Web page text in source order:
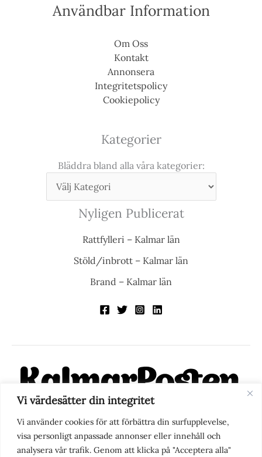
Vi värdesätter din integritet
Vi använder cookies för att förbättra din surfupplevelse,
visa personligt anpassade annonser eller innehåll och
analysera vår trafik. Genom att klicka på "Acceptera alla"
Användbar Information
Om Oss
Kontakt
Annonsera
Integritetspolicy
Cookiepolicy
Kategorier
Bläddra bland alla våra kategorier:
Nyligen Publicerat
Rattfylleri – Kalmar län
Stöld/inbrott – Kalmar län
Brand – Kalmar län
KalmarPosten är en modern lokalnyhetstidning på nätet. Med
fokus på Kalmarregionen, men också med blick för det större
perspektivet, vill vi vara din självklara kanal för nyheter,
berättelser och engagemang. KalmarPosten grundades 1988 och